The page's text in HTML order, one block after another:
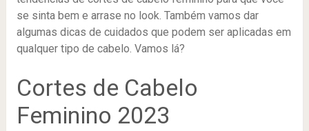
se sinta bem e arrase no look. Também vamos dar
algumas dicas de cuidados que podem ser aplicadas em
qualquer tipo de cabelo. Vamos lá?
Cortes de Cabelo
Feminino 2023